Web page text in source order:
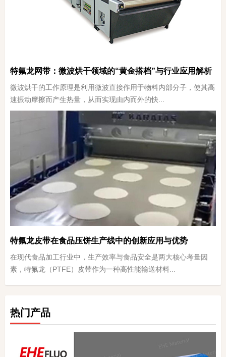
特氟龙网带：微波烘干领域的“黄金搭档”与行业应用解析
微波烘干的工作原理是利用微波直接作用于物料内部分子，使其高
速振动摩擦而产生热量，从而实现由内而外的快...
特氟龙皮带在食品压饼生产线中的创新应用与优势
在现代食品加工行业中，生产效率与食品安全是两大核心考量因
素，特氟龙（PTFE）皮带作为一种高性能输送材料...
热门产品